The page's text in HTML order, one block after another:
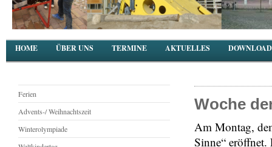
HOME ÜBER UNS TERMINE AKTUELLES
Ferien
Advents-/ Weihnachtszeit
Winterolympiade
Woche
Am Montag,
Sinne“